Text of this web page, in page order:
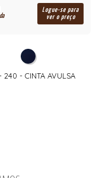
Logue-se para
ver o preço
240 - CINTA AVULSA